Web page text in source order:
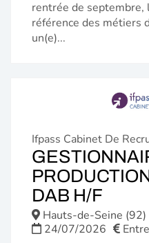
rentrée de septembre,
référence des métiers
un(e)...
Ifpass Cabinet De
DAB H/F
Hauts-de-Seine (92)
24/07/2026